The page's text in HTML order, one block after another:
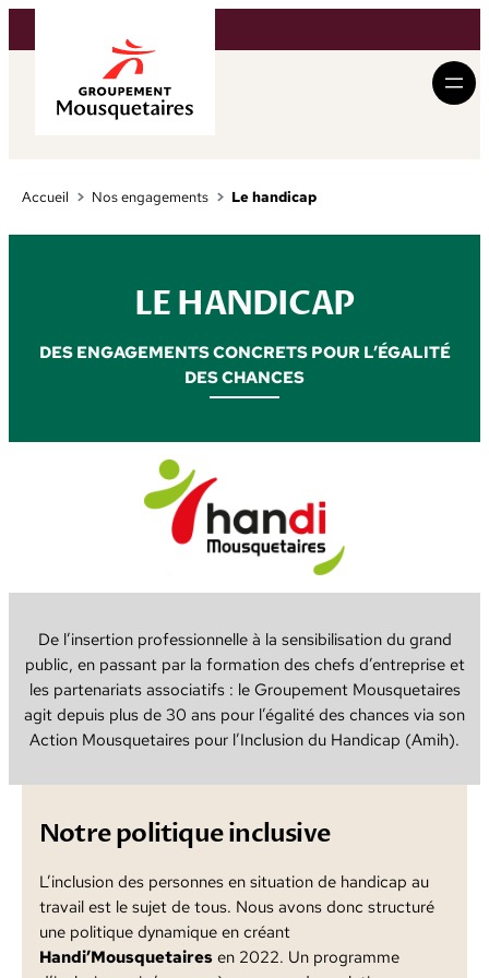
au
Accueil Nos engagements Le handicap
LE HANDICAP
DES ENGAGEMENTS CONCRETS POUR L’ÉGALITÉ
DES CHANCES
De l’insertion professionnelle à la sensibilisation du grand
public, en passant par la formation des chefs d’entreprise et
les partenariats associatifs : le Groupement Mousquetaires
agit depuis plus de 30 ans pour l’égalité des chances via son
Action Mousquetaires pour l’Inclusion du Handicap (Amih).
Notre politique inclusive
L’inclusion des personnes en situation de handicap au
travail est le sujet de tous. Nous avons donc structuré
une politique dynamique en créant
Handi’Mousquetaires en 2022. Un programme